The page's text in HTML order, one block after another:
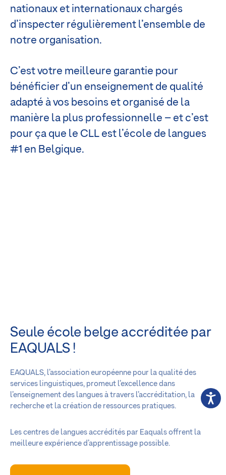
nationaux et internationaux chargés
d’inspecter régulièrement l’ensemble de
notre organisation.
C’est votre meilleure garantie pour
bénéficier d’un enseignement de qualité
adapté à vos besoins et organisé de la
manière la plus professionnelle – et c’est
pour ça que le CLL est l’école de langues
#1 en Belgique.
Seule école belge accréditée par
EAQUALS !
EAQUALS, l’association européenne pour la qualité des
services linguistiques, promeut l’excellence dans
l’enseignement des langues à travers l’accréditation, la
recherche et la création de ressources pratiques.
Les centres de langues accrédités par Eaquals offrent la
meilleure expérience d’apprentissage possible.